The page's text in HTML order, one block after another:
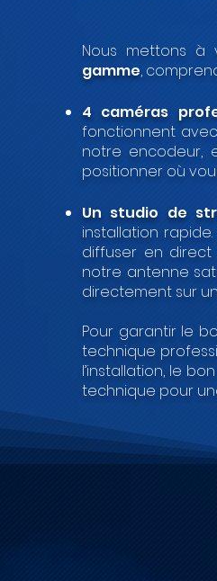
Nous mettons à
gamme,
4 caméras
fonctionnent
notre encodeur,
positionner où
Un studio de
installation
diffuser en direct
notre antenne
directement sur
Pour garantir le
technique
l’installation, le
technique pour